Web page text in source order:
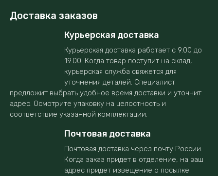
Доставка заказов
Курьерская доставка
Курьерская доставка работает с 9.00 до
19.00. Когда товар поступит на склад,
курьерская служба свяжется для
уточнения деталей. Специалист
предложит выбрать удобное время доставки и уточнит
адрес. Осмотрите упаковку на целостность и
соответствие указанной комплектации.
Почтовая доставка
Почтовая доставка через почту России.
Когда заказ придет в отделение, на ваш
адрес придет извещение о посылке.